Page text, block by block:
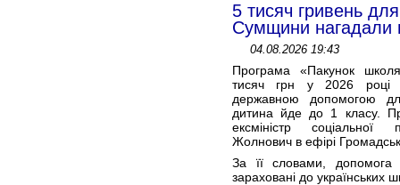
5 тисяч гривень
Сумщини нагадали
04.08.2026 19:43
Програма «Пакунок
тисяч грн у 2026 році
державною допомогою
дитина йде до 1 класу.
ексміністр соціальної
Жолнович в ефірі
За її словами, допомога
зараховані до